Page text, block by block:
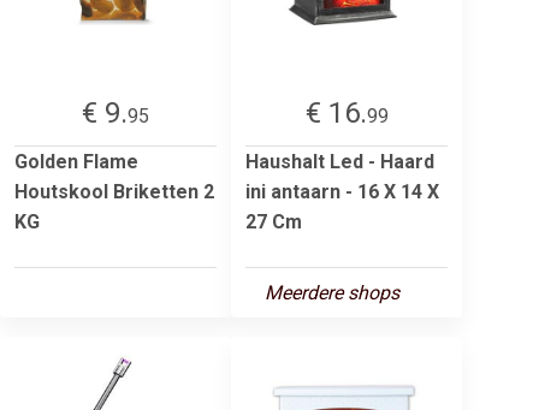
€ 9.95
Golden Flame
Houtskool Briketten 2
KG
€ 16.99
Haushalt Led - Haard
ini antaarn - 16 X 14 X
27 Cm
Meerdere shops